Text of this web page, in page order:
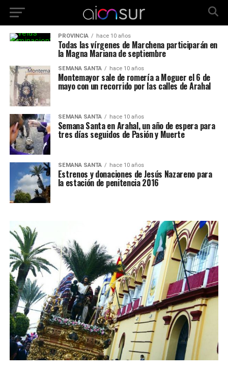
PROVINCIA hace 10 años
Todas las vírgenes de Marchena participarán en
la Magna Mariana de septiembre
SEMANA SANTA hace 10 años
Montemayor sale de romería a Moguer el 6 de
mayo con un recorrido por las calles de Arahal
SEMANA SANTA hace 10 años
Semana Santa en Arahal, un año de espera para
tres días seguidos de Pasión y Muerte
SEMANA SANTA hace 10 años
Estrenos y donaciones de Jesús Nazareno para
la estación de penitencia 2016